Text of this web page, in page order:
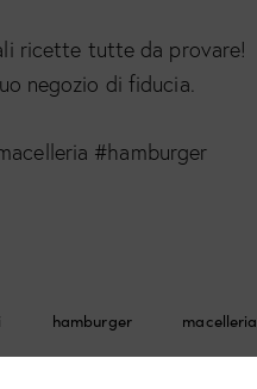
ricette tutte da provare!
negozio di fiducia.
#hamburger
hamburger macelleria